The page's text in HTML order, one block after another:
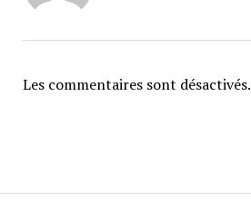
Les commentaires sont désactivés.